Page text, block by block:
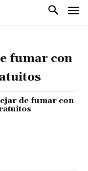
fumar con
de fumar con